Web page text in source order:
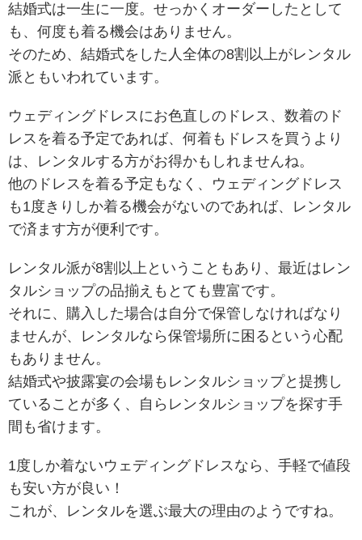
結婚式は一生に一度。せっかくオーダーしたとして
も、何度も着る機会はありません。
そのため、結婚式をした人全体の8割以上がレンタル
派ともいわれています。
ウェディングドレスにお色直しのドレス、数着のド
レスを着る予定であれば、何着もドレスを買うより
は、レンタルする方がお得かもしれませんね。
他のドレスを着る予定もなく、ウェディングドレス
も1度きりしか着る機会がないのであれば、レンタル
で済ます方が便利です。
レンタル派が8割以上ということもあり、最近はレン
タルショップの品揃えもとても豊富です。
それに、購入した場合は自分で保管しなければなり
ませんが、レンタルなら保管場所に困るという心配
もありません。
結婚式や披露宴の会場もレンタルショップと提携し
ていることが多く、自らレンタルショップを探す手
間も省けます。
1度しか着ないウェディングドレスなら、手軽で値段
も安い方が良い！
これが、レンタルを選ぶ最大の理由のようですね。